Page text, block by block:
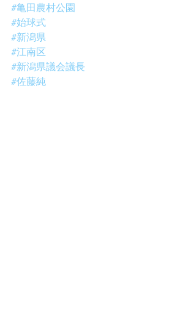
#亀田農村公園
#始球式
#新潟県
#江南区
#新潟県議会議長
#佐藤純